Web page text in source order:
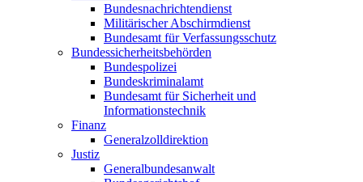
Bundesnachrichtendienst
Militärischer Abschirmdienst
Bundesamt für Verfassungsschutz
Bundessicherheitsbehörden
Bundespolizei
Bundeskriminalamt
Bundesamt für Sicherheit und
Informationstechnik
Finanz
Generalzolldirektion
Justiz
Generalbundesanwalt